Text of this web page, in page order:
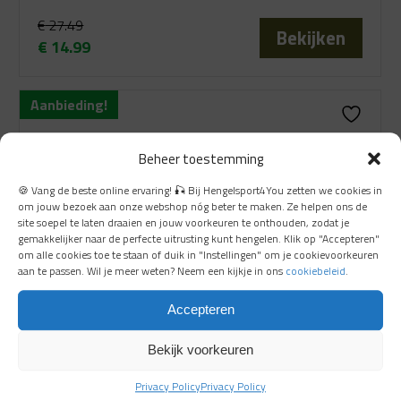
Beheer toestemming
🍪 Vang de beste online ervaring! 🎣 Bij Hengelsport4You zetten we cookies in
om jouw bezoek aan onze webshop nóg beter te maken. Ze helpen ons de
site soepel te laten draaien en jouw voorkeuren te onthouden, zodat je
gemakkelijker naar de perfecte uitrusting kunt hengelen. Klik op "Accepteren"
om alle cookies toe te staan of duik in "Instellingen" om je cookievoorkeuren
aan te passen. Wil je meer weten? Neem een kijkje in ons cookiebeleid.
Accepteren
Bekijk voorkeuren
Privacy PolicyPrivacy Policy
€27.49
prijs
was:
€ 27.49.
€ 14.99
prijs
is:
€ 14.99.
Bekijken
Aanbieding!